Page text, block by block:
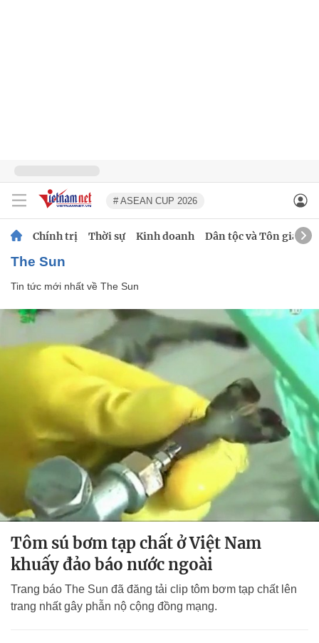
# ASEAN CUP 2026
Chính trị Thời sự Kinh doanh Dân tộc và Tôn giáo
The Sun
Tin tức mới nhất về The Sun
Tôm sú bơm tạp chất ở Việt Nam
khuấy đảo báo nước ngoài
Trang báo The Sun đã đăng tải clip tôm bơm tạp chất lên
trang nhất gây phẫn nộ cộng đồng mạng.